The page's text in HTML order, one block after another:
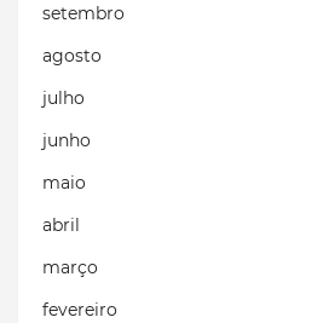
setembro
agosto
julho
junho
maio
abril
março
fevereiro